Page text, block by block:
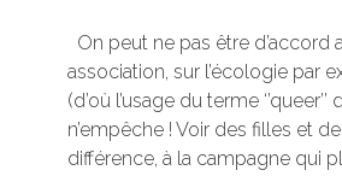
On peut ne pas être
association, sur l’écologie par
(d’où l’usage du terme
n’empêche ! Voir des filles et
différence, à la campagne qui